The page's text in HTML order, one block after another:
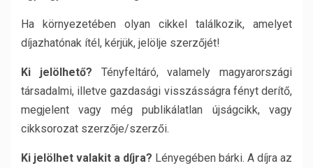
Ha környezetében olyan cikkel találkozik, amelyet
díjazhatónak ítél, kérjük, jelölje szerzőjét!
Ki jelölhető? Tényfeltáró, valamely magyarországi
társadalmi, illetve gazdasági visszásságra fényt derítő,
megjelent vagy még publikálatlan újságcikk, vagy
cikksorozat szerzője/szerzői.
Ki jelölhet valakit a díjra? Lényegében bárki. A díjra az